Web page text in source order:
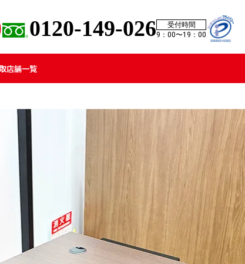
0120-149-026
受付時間
9：00〜19：00
店舗一覧